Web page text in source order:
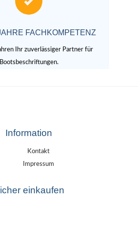
FACHKOMPETENZ
Ihr zuverlässiger Partner für
Bootsbeschriftungen.
Information
Kontakt
Impressum
einkaufen